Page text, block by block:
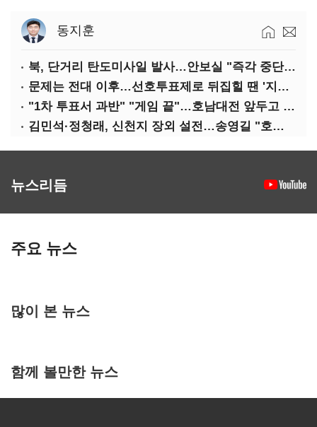
동지훈
북, 단거리 탄도미사일 발사…안보실 "즉각 중단 촉구"
문제는 전대 이후…선호투표제로 뒤집힐 땐 '지지층 불복'
"1차 투표서 과반" "게임 끝"…호남대전 앞두고 '충돌'
김민석·정청래, 신천지 장외 설전…송영길 "호남 계몽 규탄"
뉴스리듬
주요 뉴스
많이 본 뉴스
함께 볼만한 뉴스